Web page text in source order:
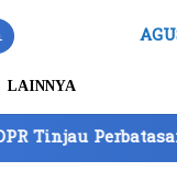
LAINNYA
Batam,